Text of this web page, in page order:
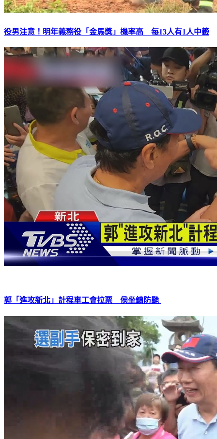
役男注意！明年義務役「金馬獎」機率高 每13人有1人中籤
郭「進攻新北」計程車工會拉票 侯坐鎮防颱